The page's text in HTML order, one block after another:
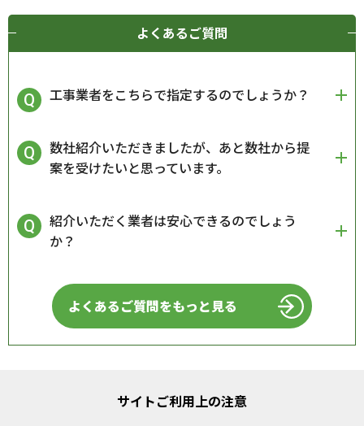
よくあるご質問
工事業者をこちらで指定するのでしょうか？
数社紹介いただきましたが、あと数社から提
案を受けたいと思っています。
紹介いただく業者は安心できるのでしょう
か？
よくあるご質問をもっと見る
サイトご利用上の注意